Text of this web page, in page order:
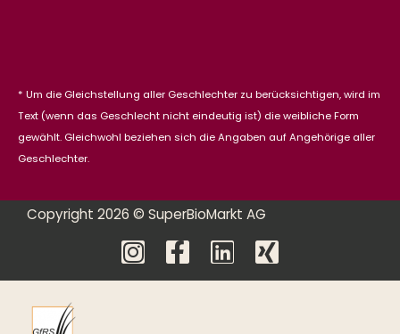
* Um die Gleichstellung aller Geschlechter zu berücksichtigen, wird im
Text (wenn das Geschlecht nicht eindeutig ist) die weibliche Form
gewählt. Gleichwohl beziehen sich die Angaben auf Angehörige aller
Geschlechter.
Copyright 2026 © SuperBioMarkt AG